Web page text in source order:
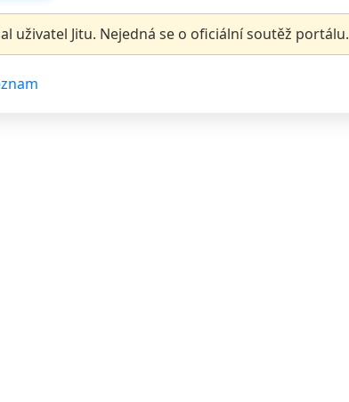
uživatel Jitu. Nejedná se o oficiální soutěž portálu.